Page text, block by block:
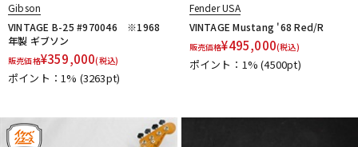
Gibson
VINTAGE B-25 #970046 ※1968
年製 ギブソン
販売価格¥359,000(税込)
ポイント：1% (3263pt)
Fender USA
VINTAGE Mustang '68 Red/R
販売価格¥495,000(税込)
ポイント：1%(4500pt)